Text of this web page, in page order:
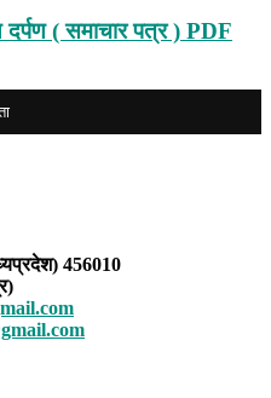
( समाचार पत्र ) PDF
456010